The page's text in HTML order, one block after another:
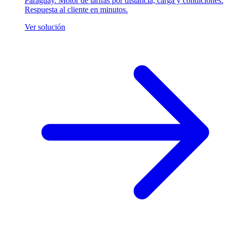
Respuesta al cliente en minutos.
Ver solución